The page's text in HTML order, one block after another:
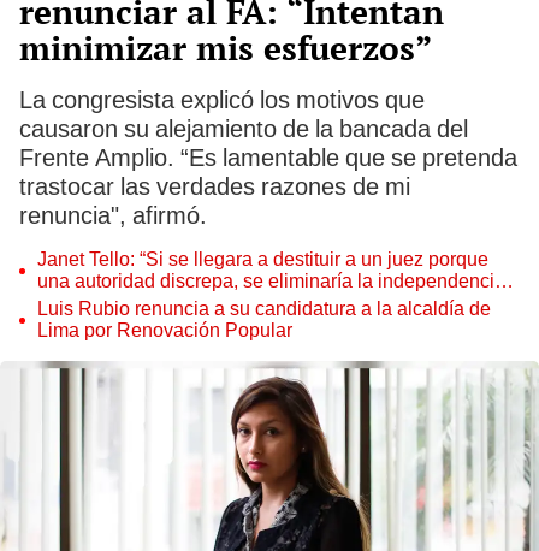
renunciar al FA: “Intentan
minimizar mis esfuerzos”
La congresista explicó los motivos que
causaron su alejamiento de la bancada del
Frente Amplio. “Es lamentable que se pretenda
trastocar las verdades razones de mi
renuncia", afirmó.
Janet Tello: “Si se llegara a destituir a un juez porque
una autoridad discrepa, se eliminaría la independencia
judicial”
Luis Rubio renuncia a su candidatura a la alcaldía de
Lima por Renovación Popular